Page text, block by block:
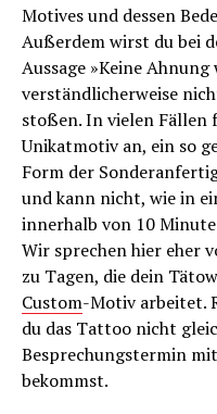
Motives und dessen
Außerdem wirst du bei
Aussage »Keine
verständlicherweise
stoßen. In vielen
Unikatmotiv an, ein so
Form der
und kann nicht, wie in
innerhalb von 10
Wir sprechen hier eher
zu Tagen, die dein
Custom-Motiv arbeitet.
du das Tattoo nicht
Besprechungstermin
bekommst.